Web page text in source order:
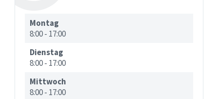
Montag
8:00- 17:00
Dienstag
8:00- 17:00
Mittwoch
8:00- 17:00